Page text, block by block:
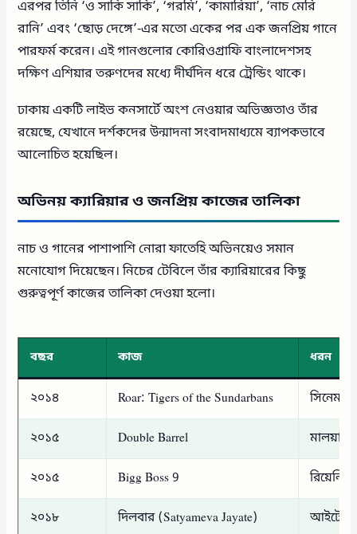
এরপর তিনি ‘ও সাকি সাকি’, ‘গরমি’, ‘কামারিয়া’, ‘নাচ মেরি
রানি’ এবং ‘ছোড় দেঙ্গে’-এর মতো একের পর এক জনপ্রিয় গানে
পারফর্ম করেন। এই গানগুলোর কোরিওগ্রাফি বাংলাদেশসহ
দক্ষিণ এশিয়ার তরুণদের মধ্যে দীর্ঘদিন ধরে ট্রেন্ডিং থাকে।
ঢাকায় একটি লাইভ কনসার্টে অংশ নেওয়ার অভিজ্ঞতাও তাঁর
রয়েছে, যেখানে দর্শকদের উন্মাদনা সংবাদমাধ্যমে ব্যাপকভাবে
আলোচিত হয়েছিল।
অভিনয় ক্যারিয়ার ও জনপ্রিয় কাজের তালিকা
নাচ ও গানের পাশাপাশি নোরা ফাতেহি অভিনয়েও সমান
মনোযোগ দিয়েছেন। নিচের টেবিলে তাঁর ক্যারিয়ারের কিছু
গুরুত্বপূর্ণ কাজের তালিকা দেওয়া হলো।
বছর কাজ ধরন
২০১৪ Roar: Tigers of the Sundarbans সিনেমা
২০১৫ Double Barrel
২০১৫ Bigg Boss 9
২০১৮ দিলবার (Satyameva Jayate) আইটেম